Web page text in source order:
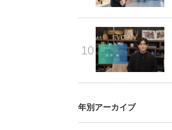
10
年別アーカイブ